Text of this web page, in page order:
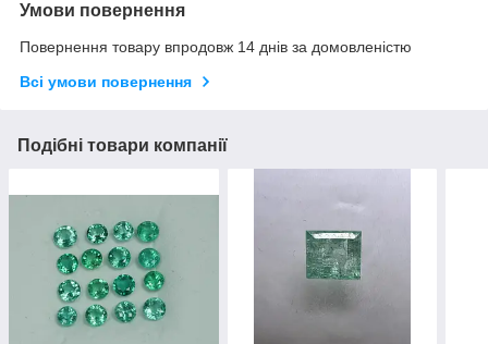
Умови повернення
Повернення товару впродовж 14 днів за домовленістю
Всі умови повернення
Подібні товари компанії